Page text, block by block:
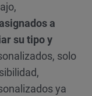
a
su tipo y
solo
ya